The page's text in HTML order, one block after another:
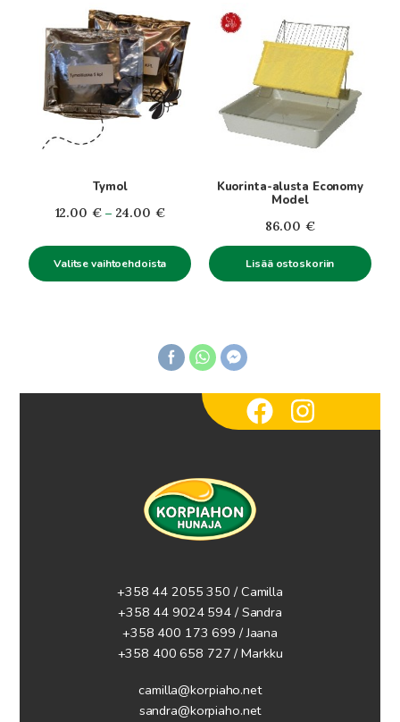
Tymol
12.00 € – 24.00 €Hintaluokka:
24.00€
Valitse vaihtoehdoista
tuotteella
useampi
muunnelma.
Voit
tehdä
Kuorinta-alusta Economy
Model
86.00 €
Lisää ostoskoriin
+358 44 2055 350 / Camilla
+358 44 9024 594 / Sandra
+358 400 173 699 / Jaana
+358 400 658 727 / Markku
camilla@korpiaho.net
sandra@korpiaho.net